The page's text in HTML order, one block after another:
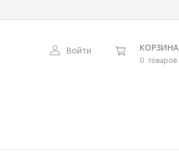
Войти КОРЗИНА
0 товаров